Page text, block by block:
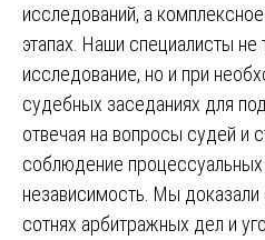
исследований, а
этапах. Наши специалисты не
исследование, но и при
судебных заседаниях для
отвечая на вопросы судей и
соблюдение
независимость. Мы
сотнях арбитражных дел и